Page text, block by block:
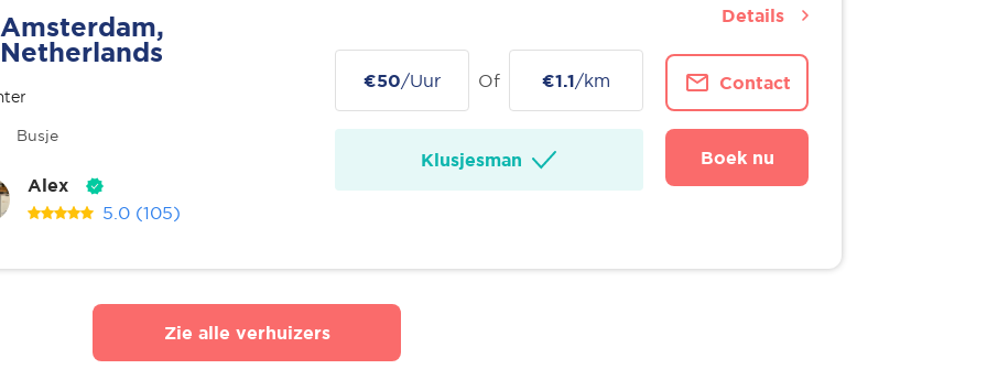
Amsterdam,
Netherlands
Busje
Alex
5.0 (105)
€50/Uur Of €1.1/km
Klusjesman
Contact
Boek nu
Details
Zie alle verhuizers